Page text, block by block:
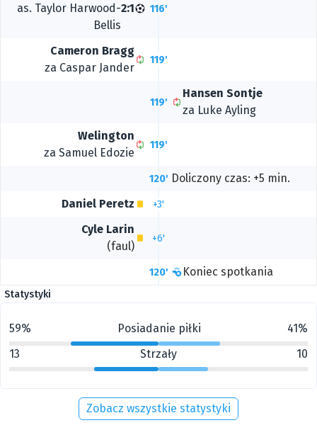
2:1
as. Taylor Harwood-
Bellis
116'
Cameron Bragg
za Caspar Jander
119'
119'
Hansen Sontje
za Luke Ayling
Welington
za Samuel Edozie
119'
120' Doliczony czas: +5 min.
Daniel Peretz
+3'
Cyle Larin
(faul)
+6'
120' Koniec spotkania
Statystyki
59% Posiadanie piłki
41%
13
Strzały 10
Zobacz wszystkie statystyki